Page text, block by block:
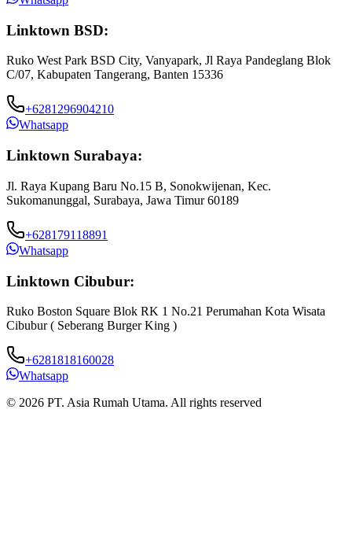
Linktown BSD:
Ruko West Park BSD City, Vanyapark, Jl Raya Pandeglang Blok
C/07, Kabupaten Tangerang, Banten 15336
+6281296904210
Whatsapp
Linktown Surabaya:
Jl. Raya Kupang Baru No.15 B, Sonokwijenan, Kec.
Sukomanunggal, Surabaya, Jawa Timur 60189
+628179118891
Whatsapp
Linktown Cibubur:
Ruko Boston Square Blok RK 1 No.21 Perumahan Kota Wisata
Cibubur ( Seberang Burger King )
+6281818160028
Whatsapp
© 2026 PT. Asia Rumah Utama. All rights reserved